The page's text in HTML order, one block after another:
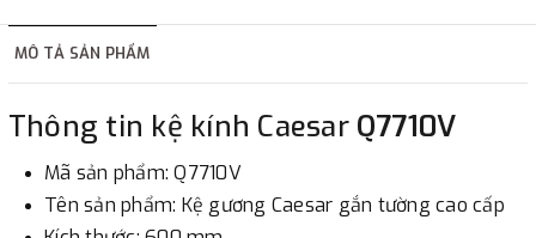
2. Thanh toán trực tiếp tại :
- Showroom Thanh HươngĐịa chỉ : 23 phố Cát Linh,
phường Cát Linh, quận Đống Đa, Hà Nội.
MÔ TẢ SẢN PHẨM
Thông tin kệ kính Caesar Q7710V
Mã sản phẩm: Q7710V
Tên sản phẩm: Kệ gương Caesar gắn tường cao cấp